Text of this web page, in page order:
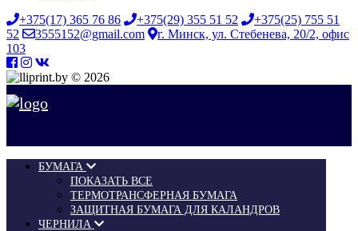
+375(17) 365 76 86
+375(29) 355 51 52
+375(25) 755 51
52
3555152@gmail.com
г. Минск, ул. Стебенева, 20/2, офис
103
© 2026
БУМАГА
ПОКАЗАТЬ ВСЕ
ТЕРМОТРАНСФЕРНАЯ БУМАГА
ЗАЩИТНАЯ БУМАГА ДЛЯ КАЛАНДРОВ
ЧЕРНИЛА